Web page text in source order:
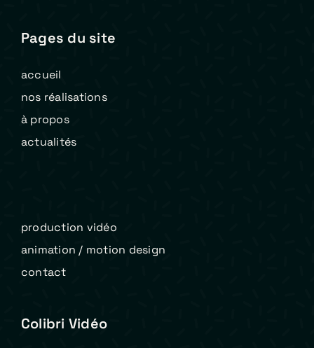
Pages du site
accueil
nos réalisations
à propos
actualités
production vidéo
animation / motion design
contact
Colibri Vidéo